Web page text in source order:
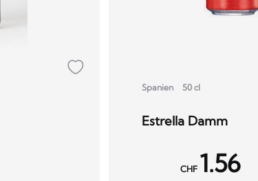
Spanien 50 cl
Estrella Damm
CHF 1.56